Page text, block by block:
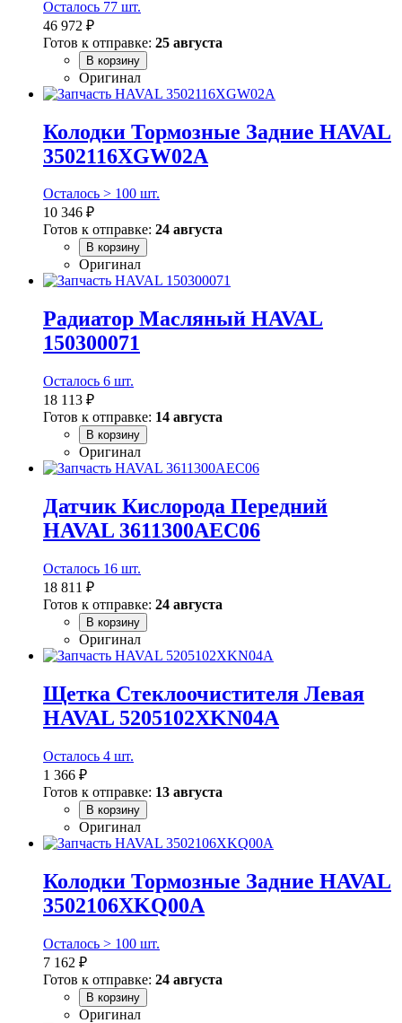
Осталось 77 шт.
46 972 ₽
Готов к отправке: 25 августа
В корзину
Оригинал
Колодки Тормозные Задние HAVAL
3502116XGW02A
Осталось > 100 шт.
10 346 ₽
Готов к отправке: 24 августа
В корзину
Оригинал
Радиатор Масляный HAVAL
150300071
Осталось 6 шт.
18 113 ₽
Готов к отправке: 14 августа
В корзину
Оригинал
Датчик Кислорода Передний
HAVAL 3611300AEC06
Осталось 16 шт.
18 811 ₽
Готов к отправке: 24 августа
В корзину
Оригинал
Щетка Стеклоочистителя Левая
HAVAL 5205102XKN04A
Осталось 4 шт.
1 366 ₽
Готов к отправке: 13 августа
В корзину
Оригинал
Колодки Тормозные Задние HAVAL
3502106XKQ00A
Осталось > 100 шт.
7 162 ₽
Готов к отправке: 24 августа
В корзину
Оригинал